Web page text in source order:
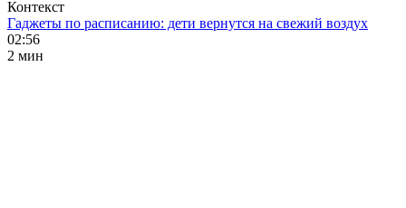
Контекст
Гаджеты по расписанию: дети вернутся на свежий воздух
02:56
2 мин